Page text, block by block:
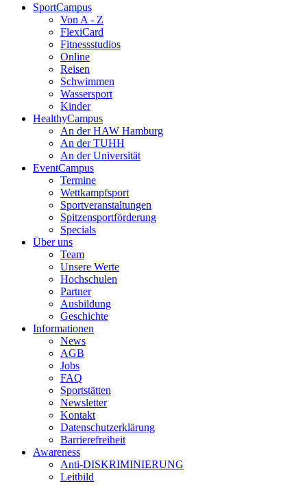
SportCampus
Von A - Z
FlexiCard
Fitnessstudios
Online
Reisen
Schwimmen
Wassersport
Kinder
HealthyCampus
An der HAW Hamburg
An der TUHH
An der Universität
EventCampus
Termine
Wettkampfsport
Sportveranstaltungen
Spitzensportförderung
Specials
Über uns
Team
Unsere Werte
Hochschulen
Partner
Ausbildung
Geschichte
Informationen
News
AGB
Jobs
FAQ
Sportstätten
Newsletter
Kontakt
Datenschutzerklärung
Barrierefreiheit
Awareness
Anti-DISKRIMINIERUNG
Leitbild